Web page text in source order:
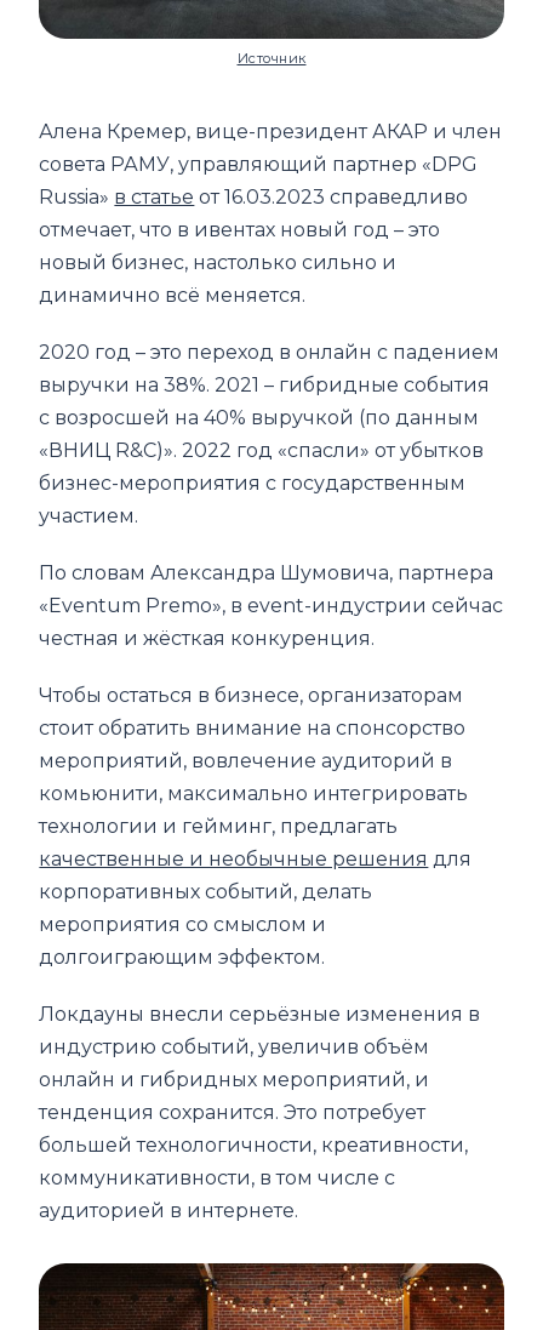
Источник
Алена Кремер, вице-президент АКАР и член
совета РАМУ, управляющий партнер «DPG
Russia» в статье от 16.03.2023 справедливо
отмечает, что в ивентах новый год – это
новый бизнес, настолько сильно и
динамично всё меняется.
2020 год – это переход в онлайн с падением
выручки на 38%. 2021 – гибридные события
с возросшей на 40% выручкой (по данным
«ВНИЦ R&C)». 2022 год «спасли» от убытков
бизнес-мероприятия с государственным
участием.
По словам Александра Шумовича, партнера
«Eventum Premo», в event-индустрии сейчас
честная и жёсткая конкуренция.
Чтобы остаться в бизнесе, организаторам
стоит обратить внимание на спонсорство
мероприятий, вовлечение аудиторий в
комьюнити, максимально интегрировать
технологии и гейминг, предлагать
качественные и необычные решения для
корпоративных событий, делать
мероприятия со смыслом и
долгоиграющим эффектом.
Локдауны внесли серьёзные изменения в
индустрию событий, увеличив объём
онлайн и гибридных мероприятий, и
тенденция сохранится. Это потребует
большей технологичности, креативности,
коммуникативности, в том числе с
аудиторией в интернете.